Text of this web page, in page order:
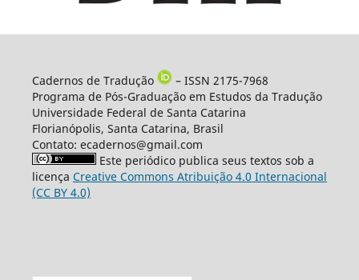
Cadernos de Tradução
– ISSN 2175-7968
Programa de Pós-Graduação em Estudos da Tradução
Universidade Federal de Santa Catarina
Florianópolis, Santa Catarina, Brasil
Contato: ecadernos@gmail.com
Este periódico publica seus textos sob a
licença Creative Commons Atribuição 4.0 Internacional
(CC BY 4.0)